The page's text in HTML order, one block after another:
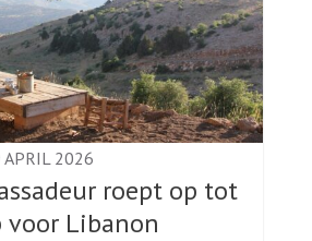
APRIL 2026
roept op tot
voor Libanon